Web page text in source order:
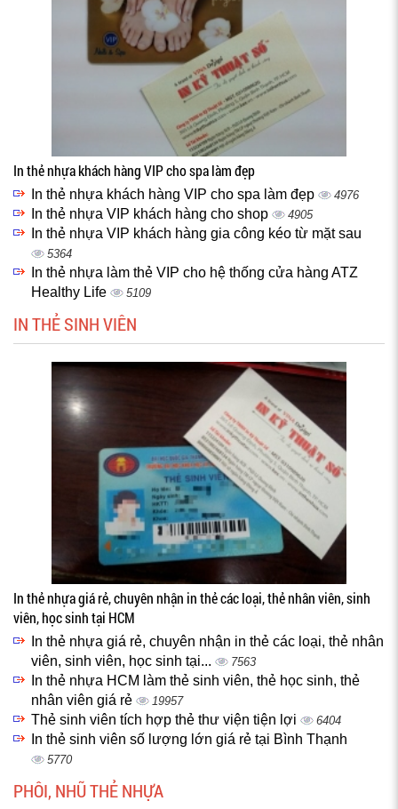
In thẻ nhựa khách hàng VIP cho spa làm đẹp
In thẻ nhựa khách hàng VIP cho spa làm đẹp 4976
In thẻ nhựa VIP khách hàng cho shop 4905
In thẻ nhựa VIP khách hàng gia công kéo từ mặt sau
5364
In thẻ nhựa làm thẻ VIP cho hệ thống cửa hàng ATZ
Healthy Life
5109
IN THẺ SINH VIÊN
In thẻ nhựa giá rẻ, chuyên nhận in thẻ các loại, thẻ nhân viên, sinh
viên, học sinh tại HCM
In thẻ nhựa giá rẻ, chuyên nhận in thẻ các loại, thẻ nhân
viên, sinh viên, học sinh tại...
7563
In thẻ nhựa HCM làm thẻ sinh viên, thẻ học sinh, thẻ
nhân viên giá rẻ
19957
Thẻ sinh viên tích hợp thẻ thư viện tiện lợi 6404
In thẻ sinh viên số lượng lớn giá rẻ tại Bình Thạnh
5770
PHÔI, NHŨ THẺ NHỰA